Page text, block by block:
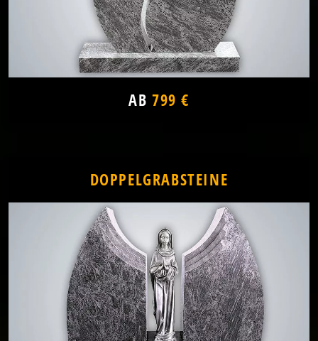
AB 799 €
DOPPELGRABSTEINE